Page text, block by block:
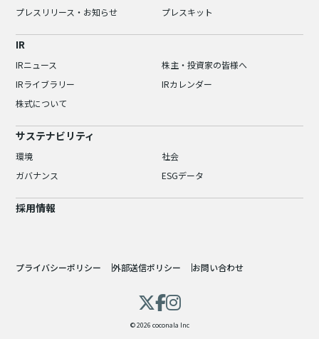
プレスリリース・お知らせ プレスキット
IR
IRニュース
株主・投資家の皆様へ
IRライブラリー
IRカレンダー
株式について
サステナビリティ
環境
社会
ガバナンス
ESGデータ
採用情報
プライバシーポリシー 外部送信ポリシー お問い合わせ
© 2026 coconala Inc